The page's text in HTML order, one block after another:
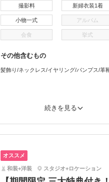
撮影料 新婦衣装1着
小物一式 アルバム
会食 挙式
その他含むもの
髪飾り/ネックレス/イヤリング/パンプス/
続きを見る
オススメ
和装+洋装 スタジオ+ロケーション